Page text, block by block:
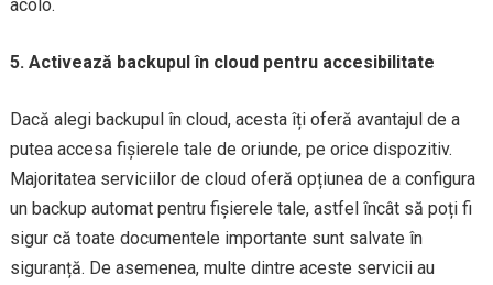
acolo.
5. Activează backupul în cloud pentru accesibilitate
Dacă alegi backupul în cloud, acesta îți oferă avantajul de a
putea accesa fișierele tale de oriunde, pe orice dispozitiv.
Majoritatea serviciilor de cloud oferă opțiunea de a configura
un backup automat pentru fișierele tale, astfel încât să poți fi
sigur că toate documentele importante sunt salvate în
siguranță. De asemenea, multe dintre aceste servicii au